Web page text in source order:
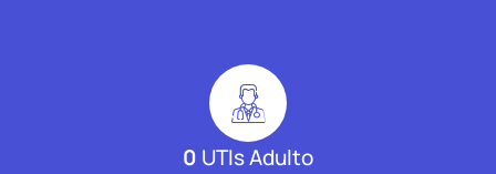
0 UTIs Adulto